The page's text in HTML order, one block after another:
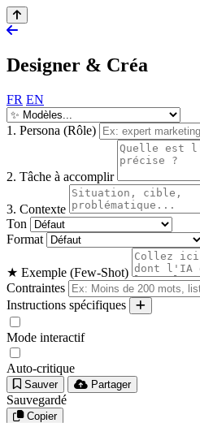
Designer & Créa
FR EN
1. Persona (Rôle)
2. Tâche à accomplir
3. Contexte
Ton
Format
★ Exemple (Few-Shot)
Contraintes
Instructions spécifiques
Mode interactif
Auto-critique
Sauver Partager
Sauvegardé
Copier